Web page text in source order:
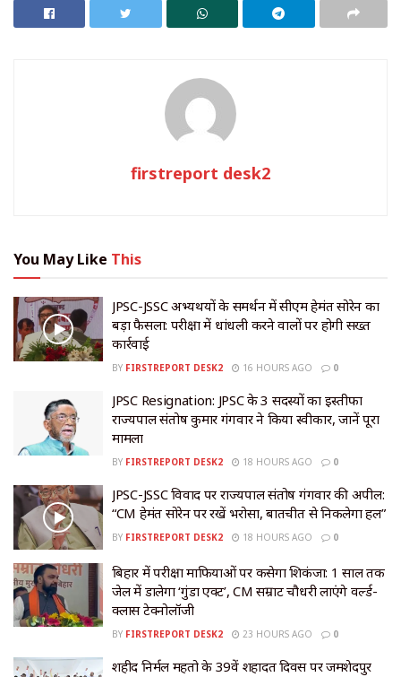
firstreport desk2
You May Like This
JPSC-JSSC अभ्यर्थियों के समर्थन में सीएम हेमंत सोरेन का
बड़ा फैसला: परीक्षा में धांधली करने वालों पर होगी सख्त
कार्रवाई
BY FIRSTREPORT DESK2 16 HOURS AGO 0
JPSC Resignation: JPSC के 3 सदस्यों का इस्तीफा
राज्यपाल संतोष कुमार गंगवार ने किया स्वीकार, जानें पूरा
मामला
BY FIRSTREPORT DESK2 18 HOURS AGO 0
JPSC-JSSC विवाद पर राज्यपाल संतोष गंगवार की अपील:
“CM हेमंत सोरेन पर रखें भरोसा, बातचीत से निकलेगा हल”
BY FIRSTREPORT DESK2 18 HOURS AGO 0
बिहार में परीक्षा माफियाओं पर कसेगा शिकंजा: 1 साल तक
जेल में डालेगा ‘गुंडा एक्ट’, CM सम्राट चौधरी लाएंगे वर्ल्ड-
क्लास टेक्नोलॉजी
BY FIRSTREPORT DESK2 23 HOURS AGO 0
शहीद निर्मल महतो के 39वें शहादत दिवस पर जमशेदपुर